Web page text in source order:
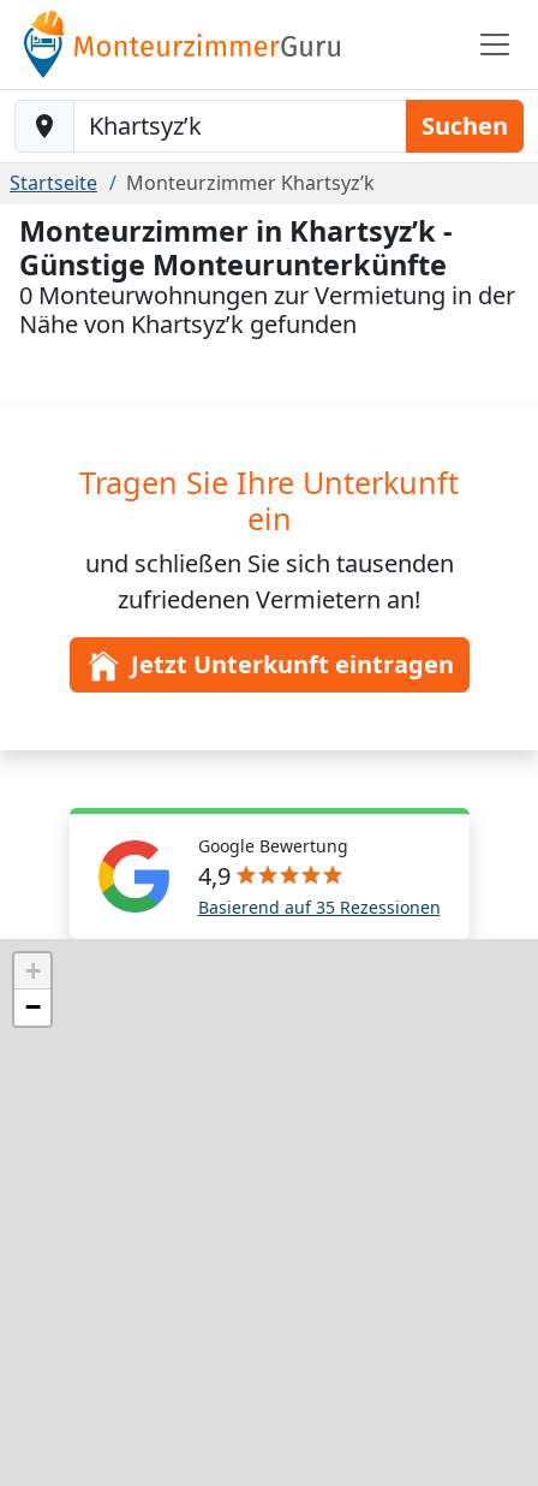
Baustelle-Location Suchen
Startseite Monteurzimmer Khartsyz’k
Monteurzimmer in Khartsyz’k -
Günstige Monteurunterkünfte
0 Monteurwohnungen zur Vermietung in der
Nähe von Khartsyz’k gefunden
Tragen Sie Ihre Unterkunft
ein
und schließen Sie sich tausenden
zufriedenen Vermietern an!
Jetzt Unterkunft eintragen
Google Bewertung
4,9
Basierend auf 35 Rezessionen
+
−